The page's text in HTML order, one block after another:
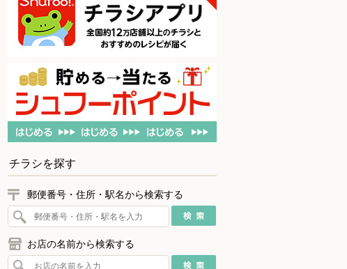
チラシを探す
郵便番号・住所・駅名から検索する
お店の名前から検索する